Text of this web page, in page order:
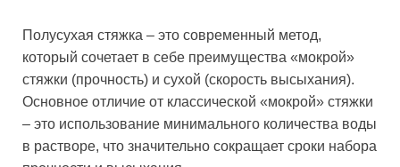
Полусухая стяжка – это современный метод,
который сочетает в себе преимущества «мокрой»
стяжки (прочность) и сухой (скорость высыхания).
Основное отличие от классической «мокрой» стяжки
– это использование минимального количества воды
в растворе, что значительно сокращает сроки набора